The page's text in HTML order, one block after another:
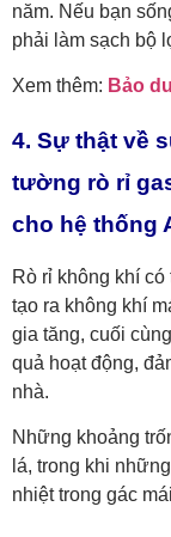
năm. Nếu bạn
phải làm sạch bộ
Xem thêm: Bảo
4. Sự thật về
tường rò rỉ
cho hệ thống
Rò rỉ không khí
tạo ra không khí
gia tăng, cuối
quả hoạt động,
nhà.
Những khoảng
lá, trong khi
nhiệt trong gác